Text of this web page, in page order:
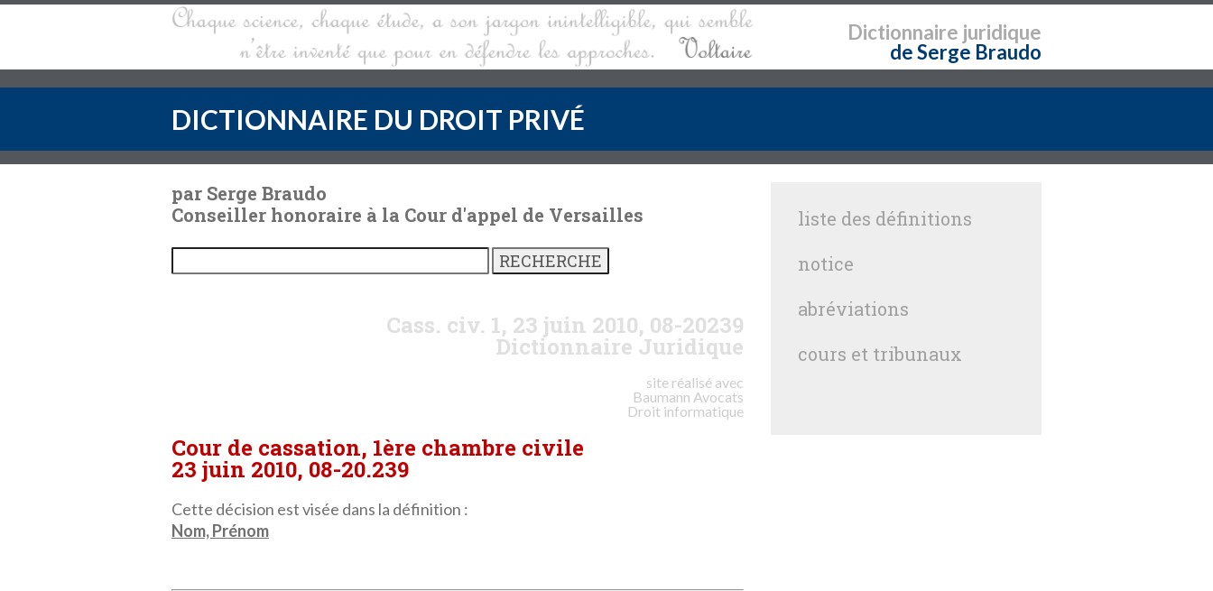
Dictionnaire juridique
de Serge Braudo
DICTIONNAIRE DU DROIT PRIVÉ
par Serge Braudo
Conseiller honoraire à la Cour d'appel de Versailles
Cass. civ. 1, 23 juin 2010, 08-20239
Dictionnaire Juridique
site réalisé avec
Baumann Avocats
Droit informatique
Cour de cassation, 1ère chambre civile
23 juin 2010, 08-20.239
Cette décision est visée dans la définition :
Nom, Prénom
liste des définitions
notice
abréviations
cours et tribunaux